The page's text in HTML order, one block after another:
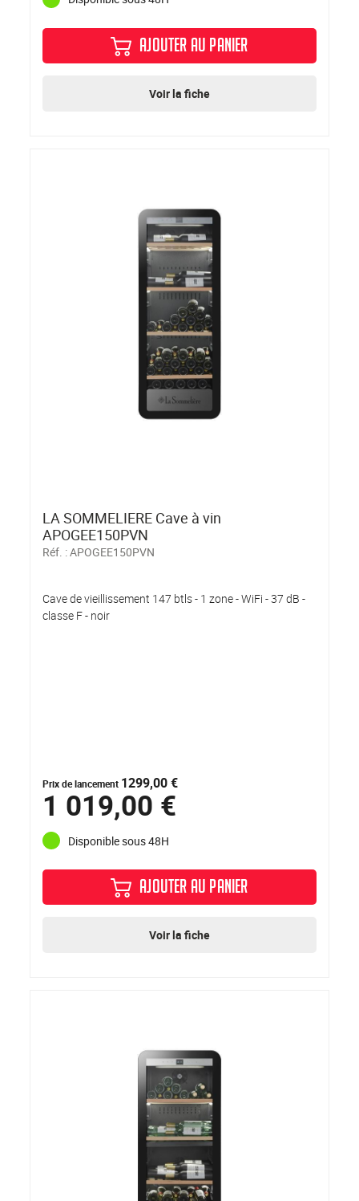
AJOUTER AU PANIER
Voir la fiche
LA SOMMELIERE Cave à vin
APOGEE150PVN
Réf. :APOGEE150PVN
Cave de vieillissement 147 btls - 1 zone - WiFi - 37 dB -
classe F - noir
Prix de lancement 1299,00 €
1 019,00 €
Disponible sous 48H
AJOUTER AU PANIER
Voir la fiche